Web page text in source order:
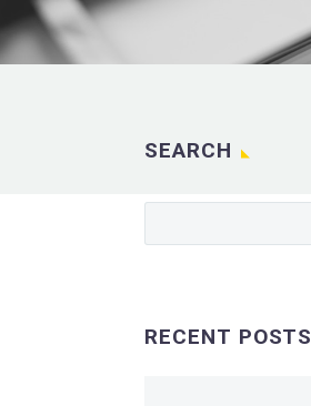
SEARCH
RECENT POSTS